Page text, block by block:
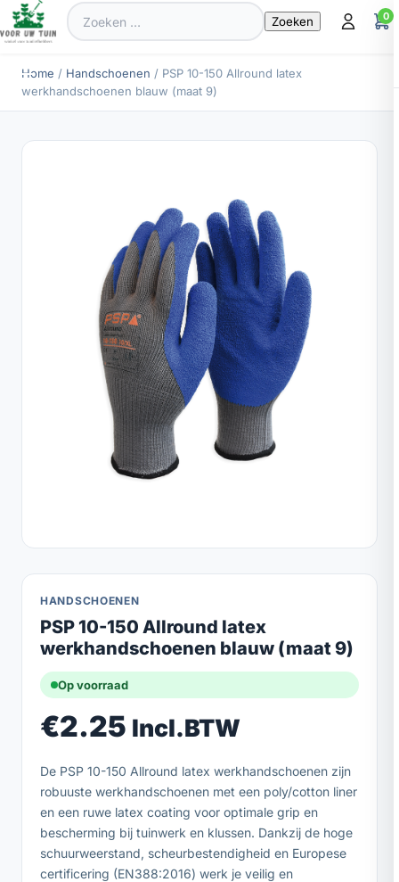
Zoeken
naar:
0
Home / Handschoenen / PSP 10-150 Allround latex
werkhandschoenen blauw (maat 9)
HANDSCHOENEN
PSP 10-150 Allround latex
werkhandschoenen blauw (maat 9)
Op voorraad
€2.25 Incl.BTW
De PSP 10-150 Allround latex werkhandschoenen zijn
robuuste werkhandschoenen met een poly/cotton liner
en een ruwe latex coating voor optimale grip en
bescherming bij tuinwerk en klussen. Dankzij de hoge
schuurweerstand, scheurbestendigheid en Europese
certificering (EN388:2016) werk je veilig en